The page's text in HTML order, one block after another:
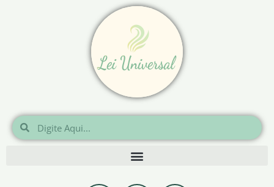
Pesquisar
Pesquisar